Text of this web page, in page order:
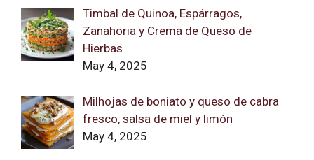
Timbal de Quinoa, Espárragos,
Zanahoria y Crema de Queso de
Hierbas
May 4, 2025
Milhojas de boniato y queso de cabra
fresco, salsa de miel y limón
May 4, 2025